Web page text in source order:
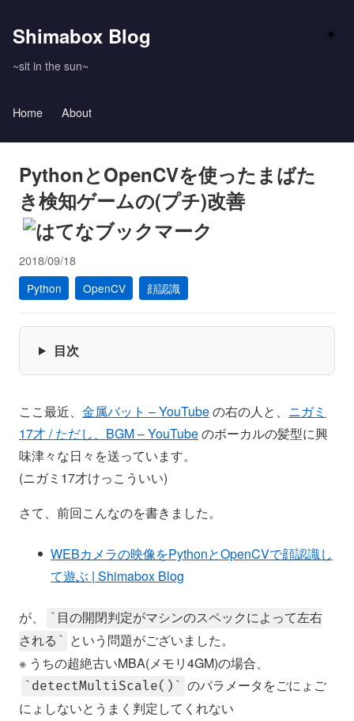
Shimabox Blog
~sit in the sun~
☀️
Home About
PythonとOpenCVを使ったまばた
き検知ゲームの(プチ)改善
2018/09/18
Python OpenCV 顔認識
目次
ここ最近、 金属バット – YouTubeの右の人と、 ニガミ
17才 / ただし、BGM – YouTubeのボーカルの髪型に興
味津々な日々を送っています。
(ニガミ17才けっこういい)
さて、前回こんなのを書きました。
WEBカメラの映像をPythonとOpenCVで顔認識し
て遊ぶ | Shimabox Blog
が、
目の開閉判定がマシンのスペックによって左右
される
という問題がございました。
※ うちの超絶古いMBA(メモリ4GM)の場合、
detectMultiScale()
のパラメータをごにょご
にょしないとうまく判定してくれない